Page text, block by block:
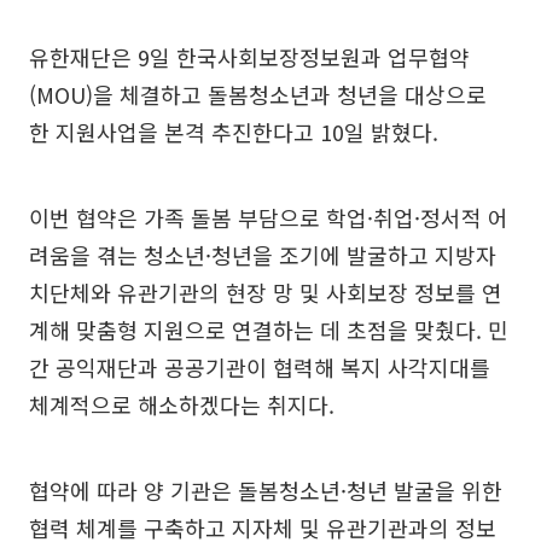
유한재단은 9일 한국사회보장정보원과 업무협약
(MOU)을 체결하고 돌봄청소년과 청년을 대상으로
한 지원사업을 본격 추진한다고 10일 밝혔다.
이번 협약은 가족 돌봄 부담으로 학업·취업·정서적 어
려움을 겪는 청소년·청년을 조기에 발굴하고 지방자
치단체와 유관기관의 현장 망 및 사회보장 정보를 연
계해 맞춤형 지원으로 연결하는 데 초점을 맞췄다. 민
간 공익재단과 공공기관이 협력해 복지 사각지대를
체계적으로 해소하겠다는 취지다.
협약에 따라 양 기관은 돌봄청소년·청년 발굴을 위한
협력 체계를 구축하고 지자체 및 유관기관과의 정보